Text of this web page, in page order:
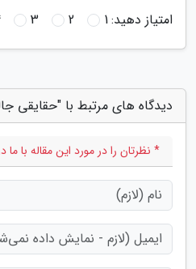
امتیاز دهید:1
2
3
دیدگاه های مرتبط با "حقایقی
* نظرتان را در مورد این مقاله با ما